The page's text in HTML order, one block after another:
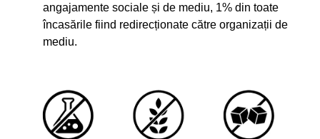
angajamente sociale și de mediu, 1% din toate
încasările fiind redirecționate către organizații de
mediu.